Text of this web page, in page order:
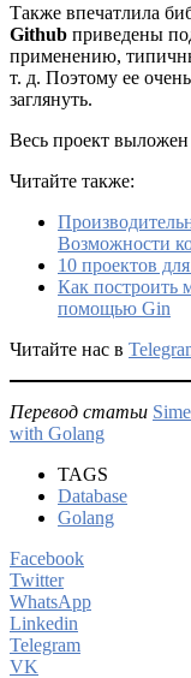
Также впечатлила
Github приведены
применению,
т. д. Поэтому ее
заглянуть.
Весь проект выложен
Читайте также:
Возможности
10 проектов
Как построить
помощью Gin
Читайте нас в
Перевод статьи
with Golang
TAGS
Database
Golang
Facebook
Twitter
WhatsApp
Linkedin
Telegram
VK